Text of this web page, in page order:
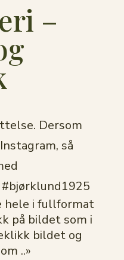
–
Dersom
så
hele i fullformat
på bildet som i
bildet og
..»